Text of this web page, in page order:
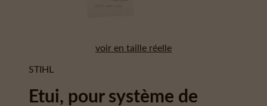
voir en taille réelle
STIHL
Etui, pour système de